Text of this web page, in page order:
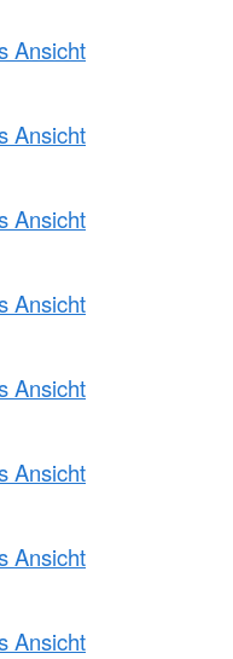
Ansicht
Ansicht
Ansicht
Ansicht
Ansicht
Ansicht
Ansicht
Ansicht